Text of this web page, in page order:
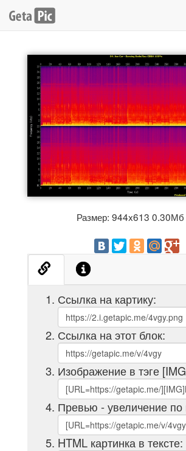
Размер: 944x613 0.30Мб
Ссылка на картику:
Ссылка на этот блок:
Изображение в тэге
Превью - увеличение по
HTML картинка в тексте: